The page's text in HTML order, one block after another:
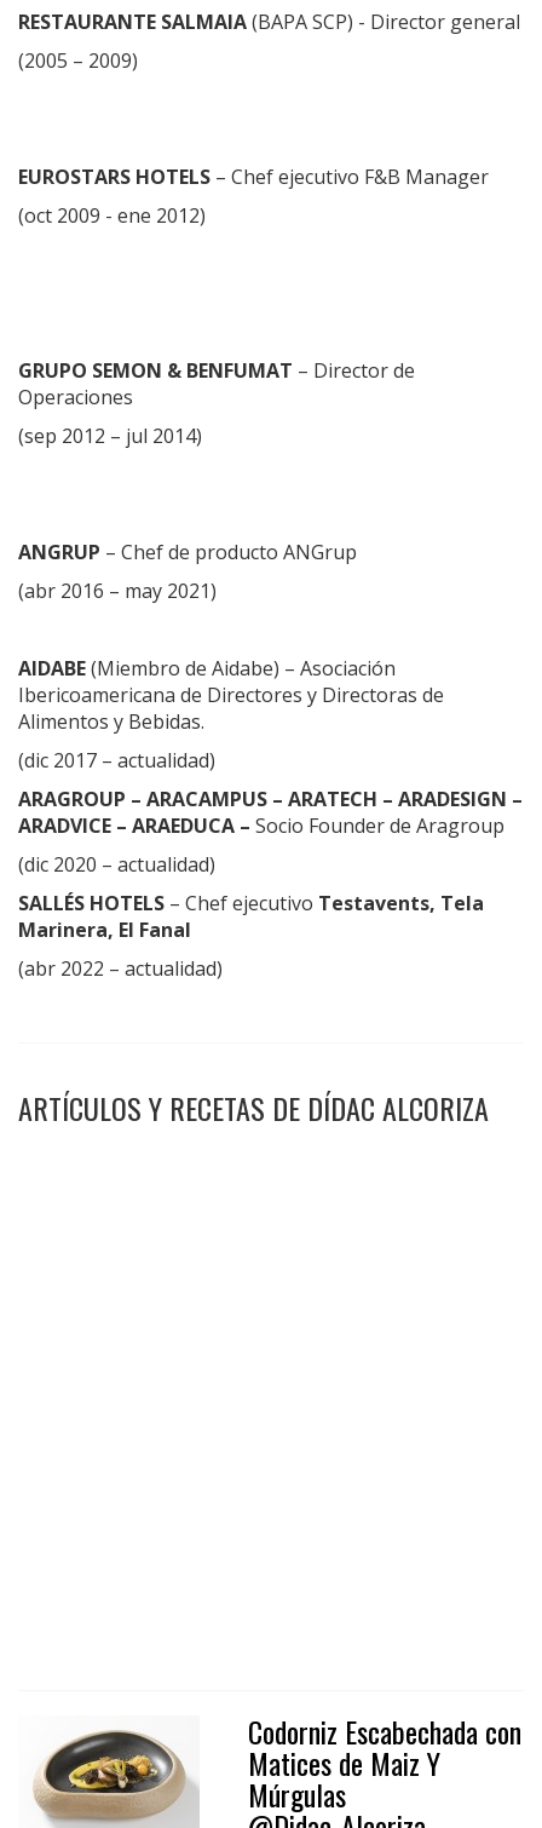
RESTAURANTE SALMAIA(BAPA SCP) - Director general
(2005 – 2009)
EUROSTARS HOTELS – Chef ejecutivo F&B Manager
(oct 2009 - ene 2012)
GRUPO SEMON & BENFUMAT – Director de
Operaciones
(sep 2012 – jul 2014)
ANGRUP – Chef de producto ANGrup
(abr 2016 – may 2021)
AIDABE(Miembro de Aidabe) – Asociación
Ibericoamericana de Directores y Directoras de
Alimentos y Bebidas.
(dic 2017 – actualidad)
ARAGROUP – ARACAMPUS – ARATECH – ARADESIGN –
ARADVICE – ARAEDUCA – Socio Founder de Aragroup
(dic 2020 – actualidad)
SALLÉS HOTELS – Chef ejecutivo Testavents, Tela
Marinera, El Fanal
(abr 2022 – actualidad)
ARTÍCULOS Y RECETAS DE DÍDAC ALCORIZA
Codorniz Escabechada con
Matices de Maiz Y
Múrgulas